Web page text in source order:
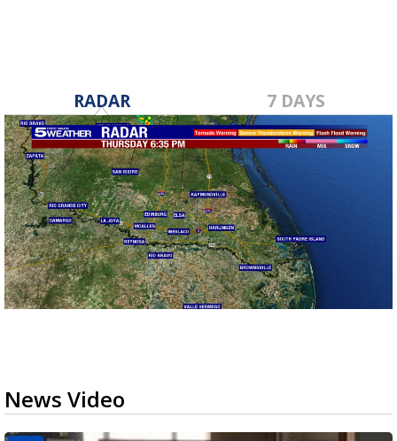
RADAR 7 DAYS
News Video